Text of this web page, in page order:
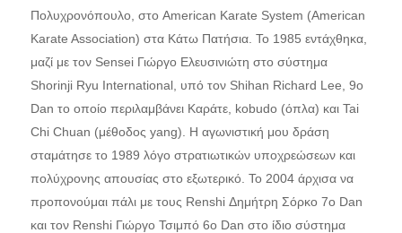
Πολυχρονόπουλο, στο American Karate System (American
Karate Association) στα Κάτω Πατήσια. Το 1985 εντάχθηκα,
μαζί με τον Sensei Γιώργο Ελευσινιώτη στο σύστημα
Shorinji Ryu International, υπό τον Shihan Richard Lee, 9ο
Dan το οποίο περιλαμβάνει Καράτε, kobudo (όπλα) και Tai
Chi Chuan (μέθοδος yang). Η αγωνιστική μου δράση
σταμάτησε το 1989 λόγο στρατιωτικών υποχρεώσεων και
πολύχρονης απουσίας στο εξωτερικό. Το 2004 άρχισα να
προπονούμαι πάλι με τους Renshi Δημήτρη Σόρκο 7ο Dan
και τον Renshi Γιώργο Τσιμπό 6ο Dan στο ίδιο σύστημα